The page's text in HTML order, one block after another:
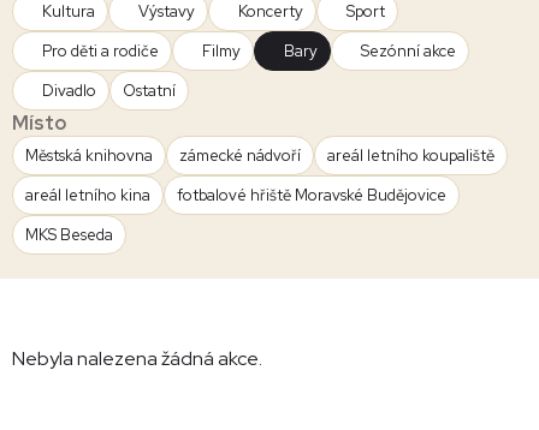
Kultura Výstavy Koncerty
Sport
Pro děti a rodiče
Filmy Bary
Sezónní akce
Divadlo
Ostatní
Místo
Městská knihovna zámecké nádvoří
areál letního koupaliště
areál letního kina
fotbalové hřiště Moravské Budějovice
MKS Beseda
Nebyla nalezena žádná akce.